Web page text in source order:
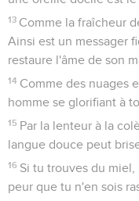
13 Comme la fraîcheur
Ainsi est un messager
restaure l'âme de son
14 Comme des nuages
homme se glorifiant à
15 Par la lenteur à la
langue douce peut
16 Si tu trouves du
peur que tu n'en sois